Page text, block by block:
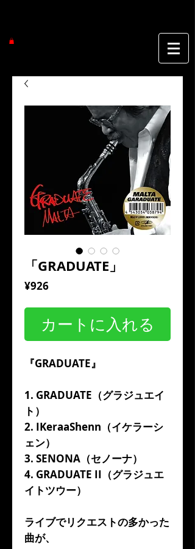
「GRADUATE」
¥926価
カートに入れる
『GRADUATE』
1. GRADUATE（グラジュエイ
ト）
2. IKeraaShenn（イケラーシ
ェン）
3. SENONA（セノーナ）
4. GRADUATE II（グラジュエ
イトツウー）
ライブでリクエストの多かった
曲が、